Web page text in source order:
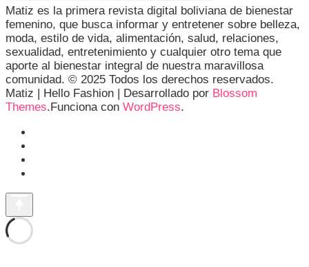
Matiz es la primera revista digital boliviana de bienestar
femenino, que busca informar y entretener sobre belleza,
moda, estilo de vida, alimentación, salud, relaciones,
sexualidad, entretenimiento y cualquier otro tema que
aporte al bienestar integral de nuestra maravillosa
comunidad. © 2025 Todos los derechos reservados.
Matiz | Hello Fashion | Desarrollado por Blossom
Themes.Funciona con WordPress.